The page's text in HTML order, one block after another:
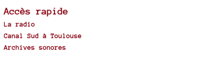
Accès rapide
La radio
Canal Sud à Toulouse
Archives sonores